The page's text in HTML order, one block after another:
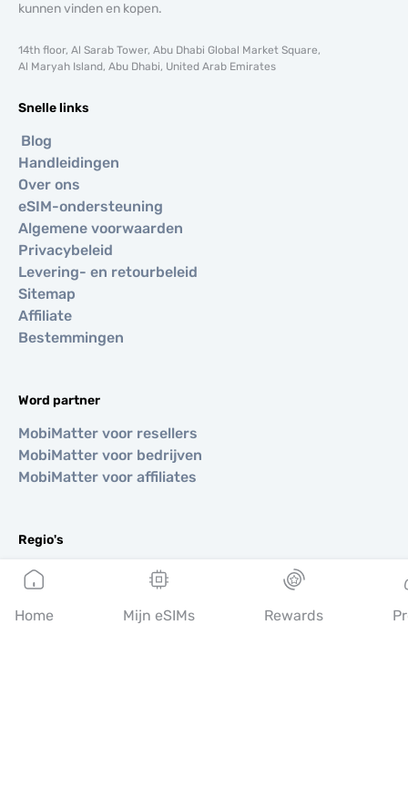
kunnen vinden en kopen.
14th floor, Al Sarab Tower, Abu Dhabi Global Market Square,
Al Maryah Island, Abu Dhabi, United Arab Emirates
Snelle links
Blog
Handleidingen
Over ons
eSIM-ondersteuning
Algemene voorwaarden
Privacybeleid
Levering- en retourbeleid
Sitemap
Affiliate
Bestemmingen
Word partner
MobiMatter voor resellers
MobiMatter voor bedrijven
MobiMatter voor affiliates
Regio's
eSIM voor Europa
eSIM voor Azië
eSIM voor Amerika
Home Mijn eSIMs Rewards